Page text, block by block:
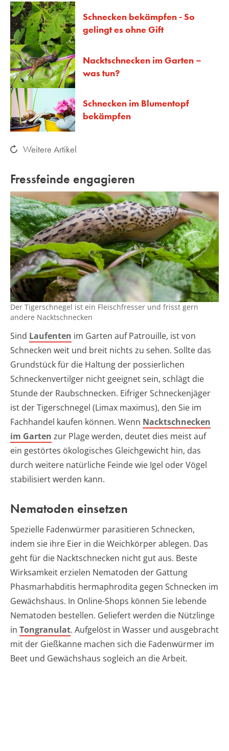
Schnecken bekämpfen - So
gelingt es ohne Gift
Nacktschnecken im Garten –
was tun?
Schnecken im Blumentopf
bekämpfen
Weitere Artikel
Fressfeinde engagieren
Der Tigerschnegel ist ein Fleischfresser und frisst gern
andere Nacktschnecken
Sind Laufenten im Garten auf Patrouille, ist von
Schnecken weit und breit nichts zu sehen. Sollte das
Grundstück für die Haltung der possierlichen
Schneckenvertilger nicht geeignet sein, schlägt die
Stunde der Raubschnecken. Eifriger Schneckenjäger
ist der Tigerschnegel (Limax maximus), den Sie im
Fachhandel kaufen können. Wenn Nacktschnecken
im Garten zur Plage werden, deutet dies meist auf
ein gestörtes ökologisches Gleichgewicht hin, das
durch weitere natürliche Feinde wie Igel oder Vögel
stabilisiert werden kann.
Nematoden einsetzen
Spezielle Fadenwürmer parasitieren Schnecken,
indem sie ihre Eier in die Weichkörper ablegen. Das
geht für die Nacktschnecken nicht gut aus. Beste
Wirksamkeit erzielen Nematoden der Gattung
Phasmarhabditis hermaphrodita gegen Schnecken im
Gewächshaus. In Online-Shops können Sie lebende
Nematoden bestellen. Geliefert werden die Nützlinge
in Tongranulat. Aufgelöst in Wasser und ausgebracht
mit der Gießkanne machen sich die Fadenwürmer im
Beet und Gewächshaus sogleich an die Arbeit.